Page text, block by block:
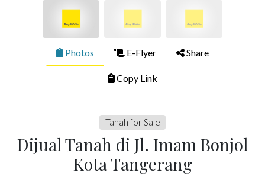
Photos E-Flyer Share
Copy Link
Tanah for Sale
Dijual Tanah di Jl. Imam Bonjol
Kota Tangerang